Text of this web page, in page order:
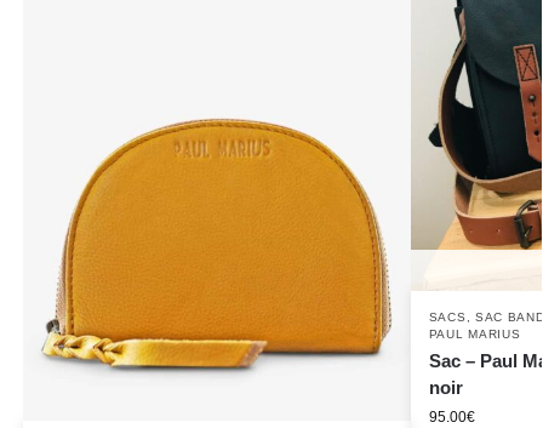
SACS
SAC
PAUL MARIUS
Sac – Paul
noir
95.00€